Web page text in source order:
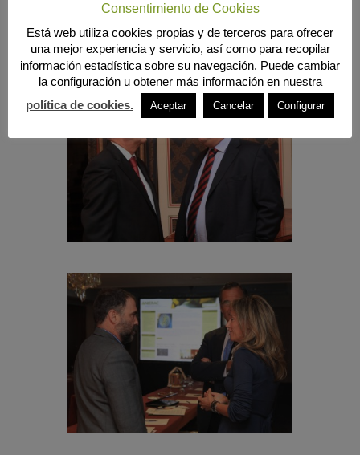
Consentimiento de Cookies
Está web utiliza cookies propias y de terceros para ofrecer
una mejor experiencia y servicio, así como para recopilar
información estadística sobre su navegación. Puede cambiar
la configuración u obtener más información en nuestra
política de cookies.
Aceptar Cancelar Configurar